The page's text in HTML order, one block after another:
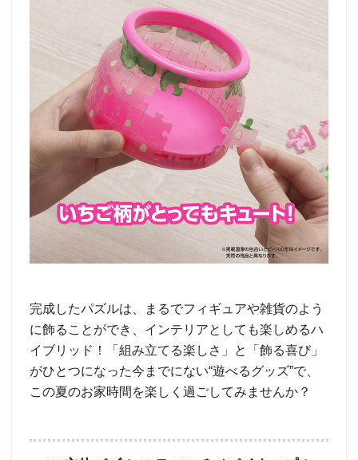
完成したパズルは、まるでフィギュアや雑貨のよう
に飾ることができ、インテリアとしても楽しめるハ
イブリッド！「組み立てる楽しさ」と「飾る喜び」
がひとつになった今までにない“遊べるグッズ”で、
この夏のお家時間を楽しく過ごしてみませんか？